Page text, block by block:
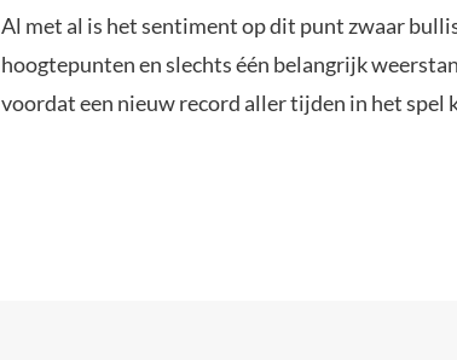
Al met al is het sentiment op dit punt zwaar
hoogtepunten en slechts één belangrijk
voordat een nieuw record aller tijden in het spel